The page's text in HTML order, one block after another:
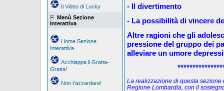
Il Video di Lucky
Menù Sezione
Interattiva
Home Sezione
Interattiva
Acchiappa il Gratta-
Gratta!
Non t'azzardare!
- Il divertimento
- La possibilità di vincere
Altre ragioni che gli
pressione del gruppo dei
alleviare un umore
La realizzazione di questa sezione
Regione Lombardia, con il